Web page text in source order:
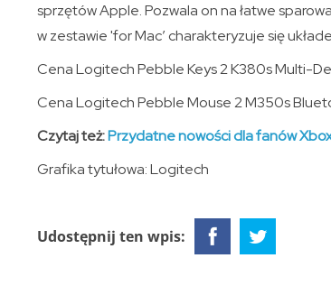
sprzętów Apple. Pozwala on na łatwe
w zestawie 'for Mac’ charakteryzuje się
Cena Logitech Pebble Keys 2 K380s Multi-
Cena Logitech Pebble Mouse 2 M350s
Czytaj też:Przydatne nowości dla fanów
Grafika tytułowa: Logitech
Udostępnij ten wpis: